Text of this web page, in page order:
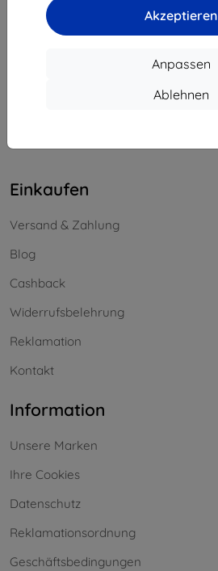
Akzeptieren
Anpassen
Ablehnen
info@top4mobile.eu
Einkaufen
Versand & Zahlung
Blog
Cashback
Widerrufsbelehrung
Reklamation
Kontakt
Information
Unsere Marken
Ihre Cookies
Datenschutz
Reklamationsordnung
Geschäftsbedingungen